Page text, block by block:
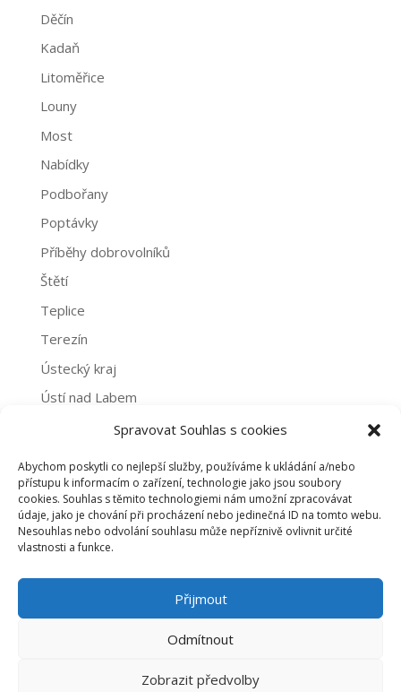
Spravovat Souhlas s cookies
Abychom poskytli co nejlepší služby, používáme k ukládání a/nebo
přístupu k informacím o zařízení, technologie jako jsou soubory
cookies. Souhlas s těmito technologiemi nám umožní zpracovávat
údaje, jako je chování při procházení nebo jedinečná ID na tomto webu.
Nesouhlas nebo odvolání souhlasu může nepříznivě ovlivnit určité
vlastnosti a funkce.
Přijmout
Odmítnout
Zobrazit předvolby
Děčín
Kadaň
Litoměřice
Louny
Most
Nabídky
Podbořany
Poptávky
Příběhy dobrovolníků
Štětí
Teplice
Terezín
Ústecký kraj
Ústí nad Labem
Archivy
Archivy
PROHLÁŠENÍ O NAKLÁDÁNÍ S OSOBNÍMI ÚDAJI
ZÁSADY COOKIES (EU)